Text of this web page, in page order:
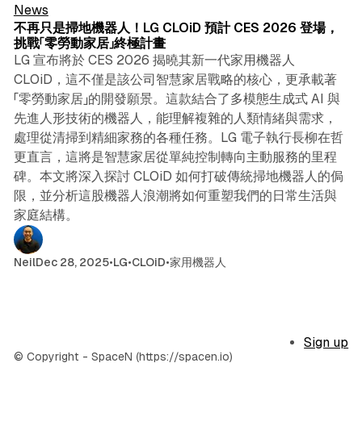
News
不再只是掃地機器人！LG CLOiD 預計 CES 2026 登場，
挑戰「零勞動家居」終極計畫
LG 宣布將於 CES 2026 揭曉其新一代家用機器人
CLOiD，這不僅是該公司智慧家居戰略的核心，更承載著
「零勞動家居」的開發願景。這款結合了多模態生成式 AI 與
先進人形技術的機器人，能理解複雜的人類情緒與需求，
處理從清掃到精細家務的各種任務。LG 電子執行長柳在哲
更直言，這將是智慧家居從單純控制轉向主動服務的里程
碑。本文將深入探討 CLOiD 如何打破傳統掃地機器人的侷
限，並分析這股機器人浪潮將如何重塑我們的日常生活與
家庭結構。
NeilDec 28, 2025•LG•CLOiD•家用機器人
© Copyright - SpaceN (https://spacen.io)
Sign up